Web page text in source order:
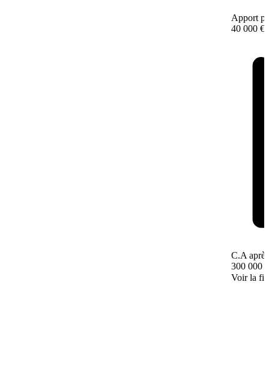
Apport
40 000 €
C.A
300 000 €
Voir la